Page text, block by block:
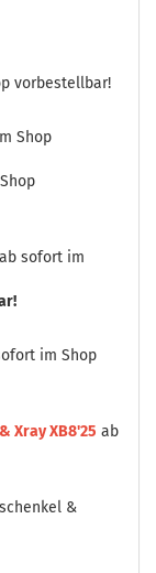
vorbestellbar!
Shop
ab sofort im
im Shop
Xray XB8'25 ab
&